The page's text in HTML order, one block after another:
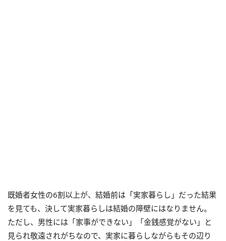
既婚者女性の6割以上が、結婚前は「実家暮らし」だった結果
を見ても、決して実家暮らしは結婚の障壁にはなりません。
ただし、男性には「家事ができない」「金銭感覚がない」と
見られ敬遠されがちなので、実家に暮らしながらもその辺り